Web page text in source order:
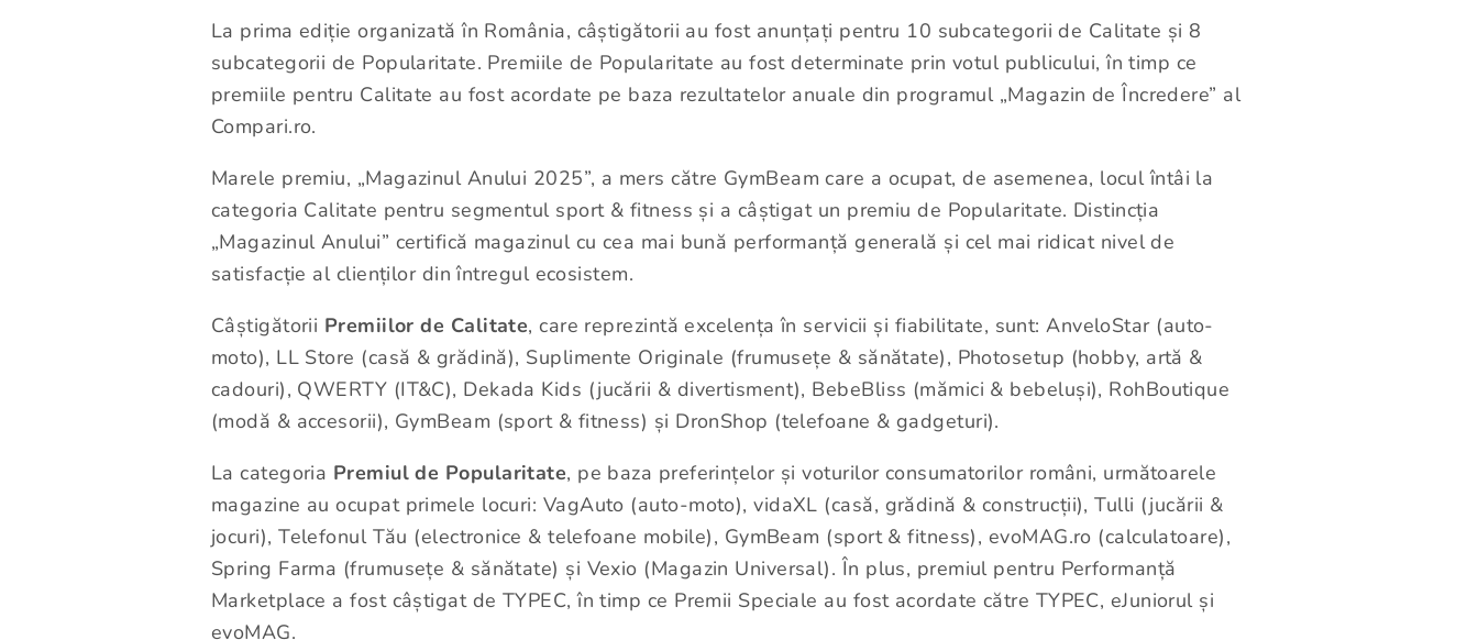
La prima ediție organizată în România, câștigătorii au fost anunțați pentru 10 subcategorii de Calitate și 8
subcategorii de Popularitate. Premiile de Popularitate au fost determinate prin votul publicului, în timp ce
premiile pentru Calitate au fost acordate pe baza rezultatelor anuale din programul „Magazin de Încredere” al
Compari.ro.
Marele premiu, „Magazinul Anului 2025”, a mers către GymBeam care a ocupat, de asemenea, locul întâi la
categoria Calitate pentru segmentul sport & fitness și a câștigat un premiu de Popularitate. Distincția
„Magazinul Anului” certifică magazinul cu cea mai bună performanță generală și cel mai ridicat nivel de
satisfacție al clienților din întregul ecosistem.
Câștigătorii Premiilor de Calitate, care reprezintă excelența în servicii și fiabilitate, sunt: AnveloStar (auto-
moto), LL Store (casă & grădină), Suplimente Originale (frumusețe & sănătate), Photosetup (hobby, artă &
cadouri), QWERTY (IT&C), Dekada Kids (jucării & divertisment), BebeBliss (mămici & bebeluși), RohBoutique
(modă & accesorii), GymBeam (sport & fitness) și DronShop (telefoane & gadgeturi).
La categoria Premiul de Popularitate, pe baza preferințelor și voturilor consumatorilor români, următoarele
magazine au ocupat primele locuri: VagAuto (auto-moto), vidaXL (casă, grădină & construcții), Tulli (jucării &
jocuri), Telefonul Tău (electronice & telefoane mobile), GymBeam (sport & fitness), evoMAG.ro (calculatoare),
Spring Farma (frumusețe & sănătate) și Vexio (Magazin Universal). În plus, premiul pentru Performanță
Marketplace a fost câștigat de TYPEC, în timp ce Premii Speciale au fost acordate către TYPEC, eJuniorul și
evoMAG.